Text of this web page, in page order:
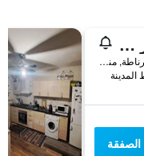
إيتينري رومز - دار ضيافة
Natalio Rivas, 1, غرناطة, منطقة أندلوسيا, أسبانيا